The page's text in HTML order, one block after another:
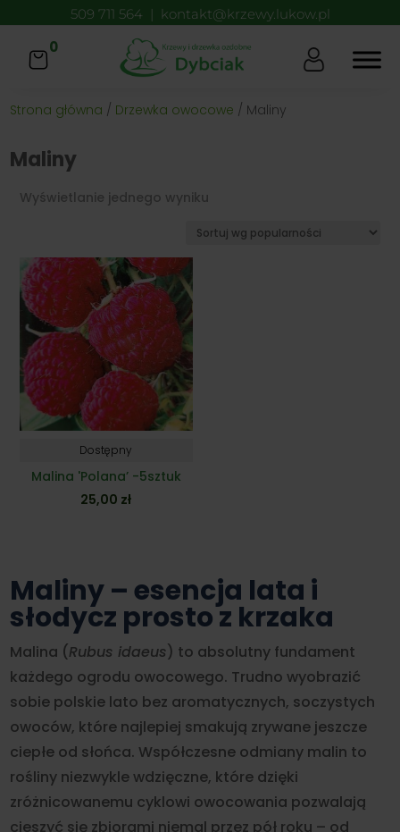
509 711 564 | kontakt@krzewy.lukow.pl
0
Strona główna / Drzewka owocowe / Maliny
Maliny
Wyświetlanie jednego wyniku
Dostępny
Malina 'Polana’ -5sztuk
25,00 zł
Maliny – esencja lata i
słodycz prosto z krzaka
Malina (Rubus idaeus) to absolutny fundament
każdego ogrodu owocowego. Trudno wyobrazić
sobie polskie lato bez aromatycznych, soczystych
owoców, które najlepiej smakują zrywane jeszcze
ciepłe od słońca. Współczesne odmiany malin to
rośliny niezwykle wdzięczne, które dzięki
zróżnicowanemu cyklowi owocowania pozwalają
cieszyć się zbiorami niemal przez pół roku – od